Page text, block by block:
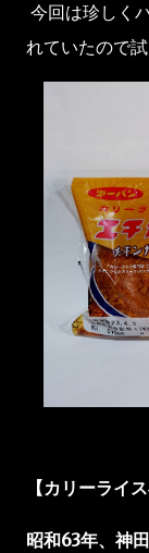
今回は珍しく
れていたので
【カリーライ
昭和63年、神